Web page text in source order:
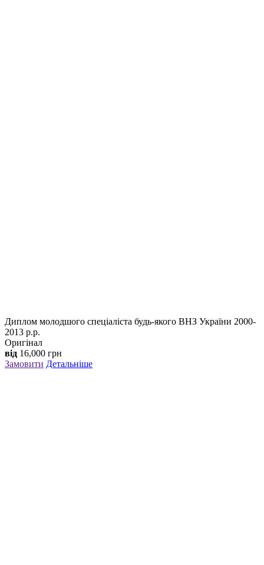
Диплом молодшого спеціаліста будь-якого ВНЗ України 2000-
2013 р.р.
Оригінал
від 16,000 грн
Замовити Детальніше